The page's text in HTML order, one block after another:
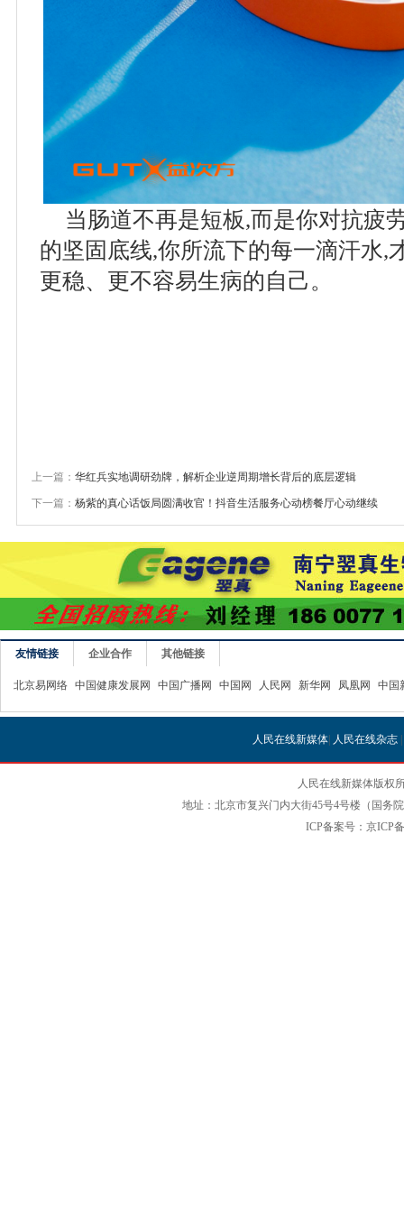
当肠道不再是短板,而是你对抗疲
的坚固底线,你所流下的每一滴汗水,
更稳、更不容易生病的自己。
上一篇： 华红兵实地调研劲牌，解析企业逆周期增长背后的底层逻辑
下一篇： 杨紫的真心话饭局圆满收官！抖音生活服务心动榜餐厅心动继续
友情链接 企业合作 其他链接
北京易网络 中国健康发展网 中国广播网 中国网 人民网 新华网 凤凰网 中国
人民在线新媒体| 人民在线杂志|
人民在线新媒体版权
地址：北京市复兴门内大街45号4号楼（国务
ICP备案号：京ICP